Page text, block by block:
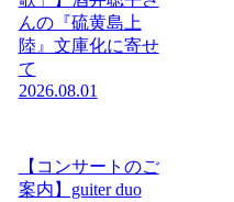
んの『硫黄島上
陸』文庫化に寄せ
て
2026.08.01
【コンサートのご
案内】guiter duo